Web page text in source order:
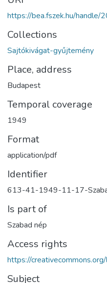
https://bea.fszek.hu/
Collections
Sajtókivágat-gyűjtemény
Place, address
Budapest
Temporal coverage
1949
Format
application/pdf
Identifier
613-41-1949-11-17-
Is part of
Szabad nép
Access rights
https://
Subject